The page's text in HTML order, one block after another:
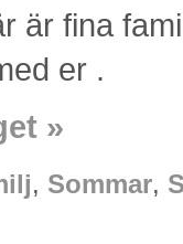
är fina
er .
»
, Sommar,